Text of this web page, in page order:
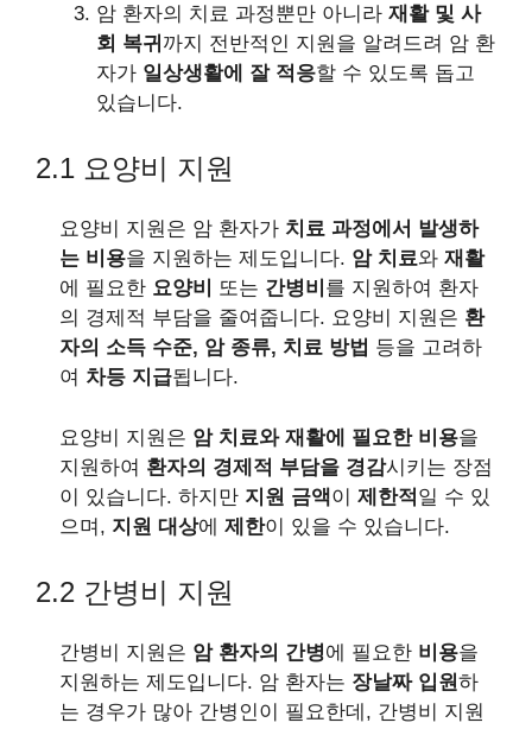
암 환자의 치료 과정뿐만 아니라 재활 및 사
회 복귀 까지 전반적인 지원을 알려드려 암 환
자가 일상생활에 잘 적응할 수 있도록 돕고
있습니다.
2.1 요양비 지원
요양비 지원은 암 환자가 치료 과정에서 발생하
는 비용을 지원하는 제도입니다. 암 치료와 재활
에 필요한 요양비 또는 간병비 를 지원하여 환자
의 경제적 부담을 줄여줍니다. 요양비 지원은 환
자의 소득 수준, 암 종류, 치료 방법 등을 고려하
여 차등 지급됩니다.
요양비 지원은 암 치료와 재활에 필요한 비용을
지원하여 환자의 경제적 부담을 경감시키는 장점
이 있습니다. 하지만 지원 금액이 제한적 일 수 있
으며, 지원 대상에 제한이 있을 수 있습니다.
2.2 간병비 지원
간병비 지원은 암 환자의 간병에 필요한 비용을
지원하는 제도입니다. 암 환자는 장날짜 입원하
는 경우가 많아 간병인이 필요한데, 간병비 지원